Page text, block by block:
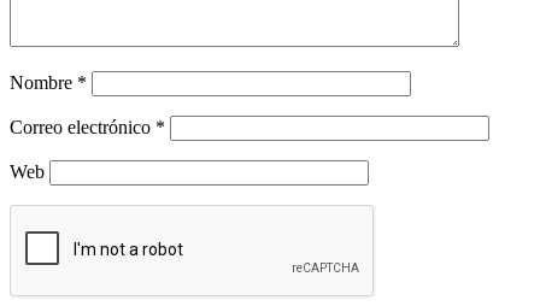
Nombre *
Correo electrónico *
Web